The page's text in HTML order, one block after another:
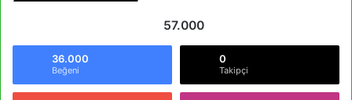
57.000
36.000
Beğeni
0
Takipçi